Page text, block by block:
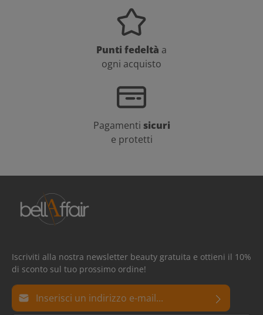
Punti fedeltà a
ogni acquisto
Pagamenti sicuri
e protetti
Iscriviti alla nostra newsletter beauty gratuita e ottieni il 10%
di sconto sul tuo prossimo ordine!
Indirizzo e-mail*